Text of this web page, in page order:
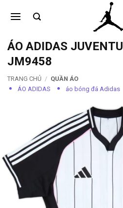
qua
dungÁO ADIDAS
JM9458
TRANG CHỦ / QUẦN ÁO
ÁO ADIDAS
áo bóng đá Adidas